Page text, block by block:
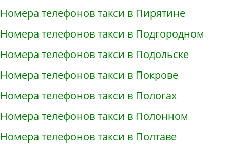
Номера телефонов такси в Пирятине
Номера телефонов такси в Подгородном
Номера телефонов такси в Подольске
Номера телефонов такси в Покрове
Номера телефонов такси в Пологах
Номера телефонов такси в Полонном
Номера телефонов такси в Полтаве